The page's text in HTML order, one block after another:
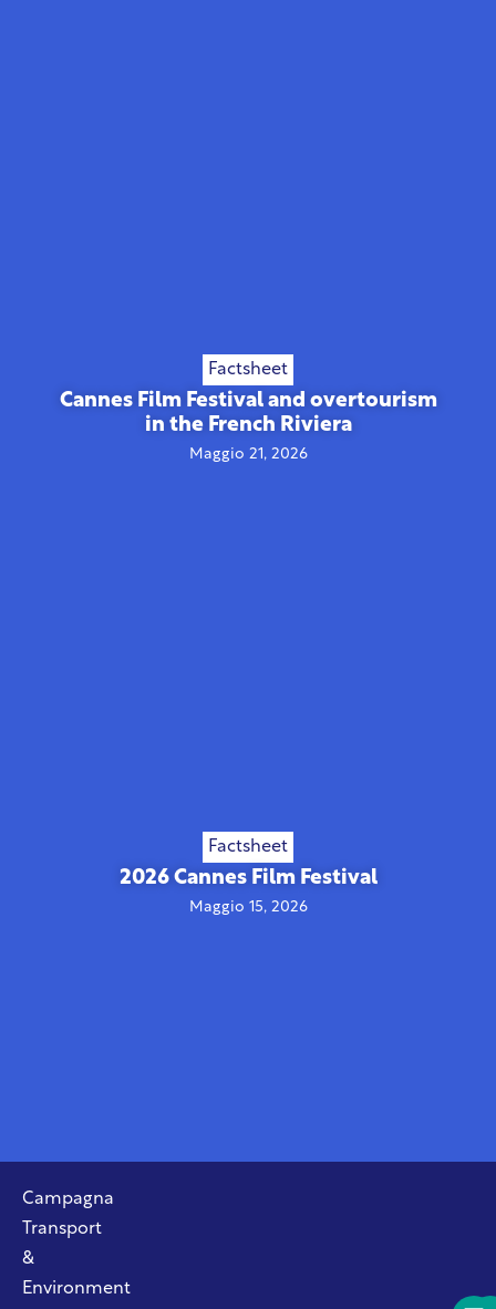
Factsheet
Cannes Film Festival and overtourism
in the French Riviera
Maggio 21, 2026
Factsheet
2026 Cannes Film Festival
Maggio 15, 2026
Campagna
Transport
&
Environment